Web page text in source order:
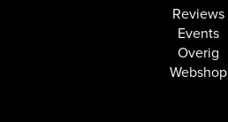
Reviews
Events
Overig
Webshop